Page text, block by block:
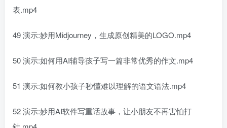
表.mp4
49 演示:妙用Midjourney，生成原创精美的LOGO.mp4
50 演示:如何用AI辅导孩子写一篇非常优秀的作文.mp4
51 演示:如何教小孩子秒懂难以理解的语文语法.mp4
52 演示:妙用AI软件写重话故事，让小朋友不再害怕打